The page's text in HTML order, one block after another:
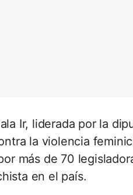
Ir, liderada por la
la violencia
más de 70
en el país.